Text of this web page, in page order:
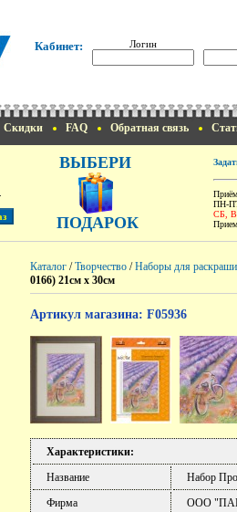
Кабинет: Логин
Скидки FAQ Обратная связь
ВЫБЕРИ
ПОДАРОК
ПН-
СБ,
Каталог /Творчество /Наборы для
0166) 21см х 30см
Артикул магазина: F05936
Характеристики:
Название
Набор
Фирма
ООО